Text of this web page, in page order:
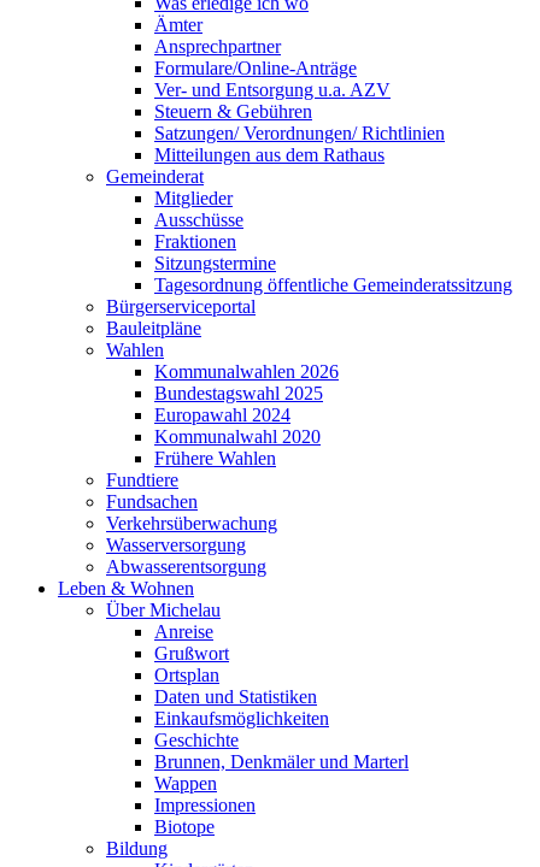
Ämter
Ansprechpartner
Formulare/Online-Anträge
Ver- und Entsorgung u.a. AZV
Steuern & Gebühren
Satzungen/ Verordnungen/ Richtlinien
Mitteilungen aus dem Rathaus
Gemeinderat
Mitglieder
Ausschüsse
Fraktionen
Sitzungstermine
Tagesordnung öffentliche Gemeinderatssitzung
Bürgerserviceportal
Bauleitpläne
Wahlen
Kommunalwahlen 2026
Bundestagswahl 2025
Europawahl 2024
Kommunalwahl 2020
Frühere Wahlen
Fundtiere
Fundsachen
Verkehrsüberwachung
Wasserversorgung
Abwasserentsorgung
Leben & Wohnen
Über Michelau
Anreise
Grußwort
Ortsplan
Daten und Statistiken
Einkaufsmöglichkeiten
Geschichte
Brunnen, Denkmäler und Marterl
Wappen
Impressionen
Biotope
Bildung